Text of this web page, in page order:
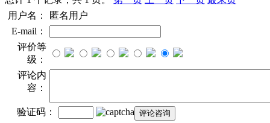
用户名：
匿名用户
E-mail：
评价等
级：
评论内
容：
验证码：